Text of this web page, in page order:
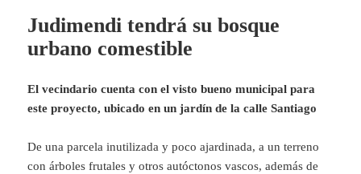
Judimendi tendrá su bosque
urbano comestible
El vecindario cuenta con el visto bueno municipal para
este proyecto, ubicado en un jardín de la calle Santiago
De una parcela inutilizada y poco ajardinada, a un terreno
con árboles frutales y otros autóctonos vascos, además de